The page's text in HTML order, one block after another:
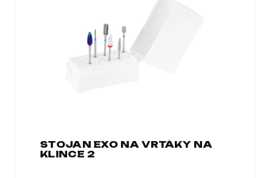
STOJAN EXO NA VRTÁKY NA
KLINCE 2